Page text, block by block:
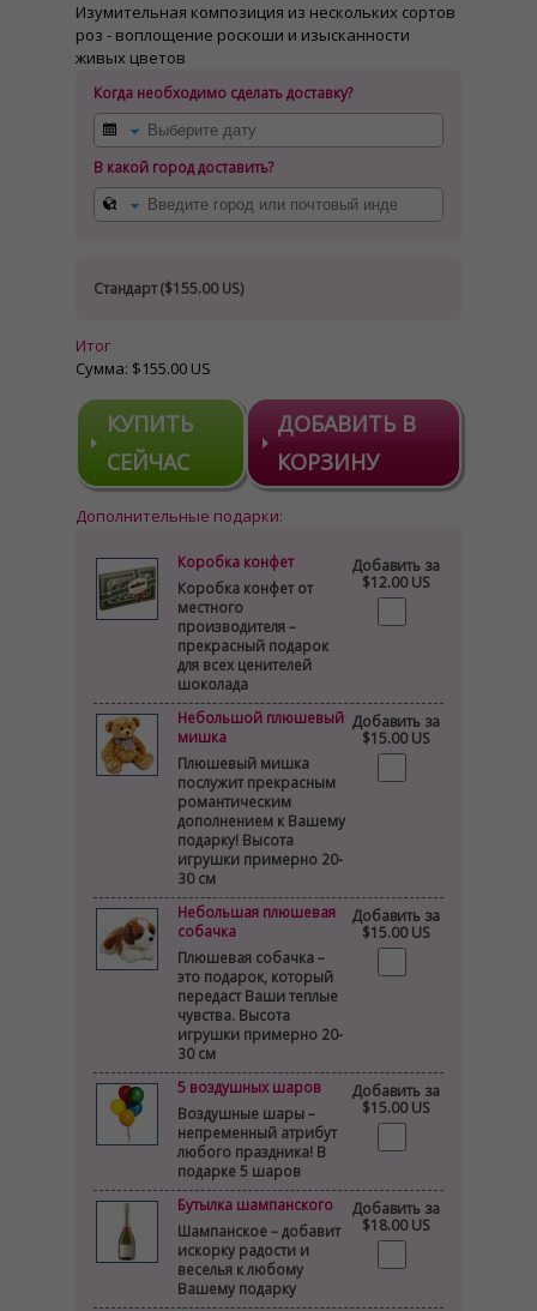
Изумительная композиция из нескольких сортов
роз - воплощение роскоши и изысканности
живых цветов
Когда необходимо сделать доставку?
В какой город доставить?
Стандарт ($155.00 US)
Итог
Сумма: $155.00 US
КУПИТЬ
СЕЙЧАС
ДОБАВИТЬ В
КОРЗИНУ
Дополнительные подарки:
Добавить за
$12.00 US
Коробка конфет
Коробка конфет от
местного
производителя –
прекрасный подарок
для всех ценителей
шоколада
Добавить за
$15.00 US
Небольшой плюшевый
мишка
Плюшевый мишка
послужит прекрасным
романтическим
дополнением к Вашему
подарку! Высота
игрушки примерно 20-
30 см
Добавить за
$15.00 US
Небольшая плюшевая
собачка
Плюшевая собачка –
это подарок, который
передаст Ваши теплые
чувства. Высота
игрушки примерно 20-
30 см
Добавить за
$15.00 US
5 воздушных шаров
Воздушные шары –
непременный атрибут
любого праздника! В
подарке 5 шаров
Добавить за
$18.00 US
Бутылка шампанского
Шампанское – добавит
искорку радости и
веселья к любому
Вашему подарку